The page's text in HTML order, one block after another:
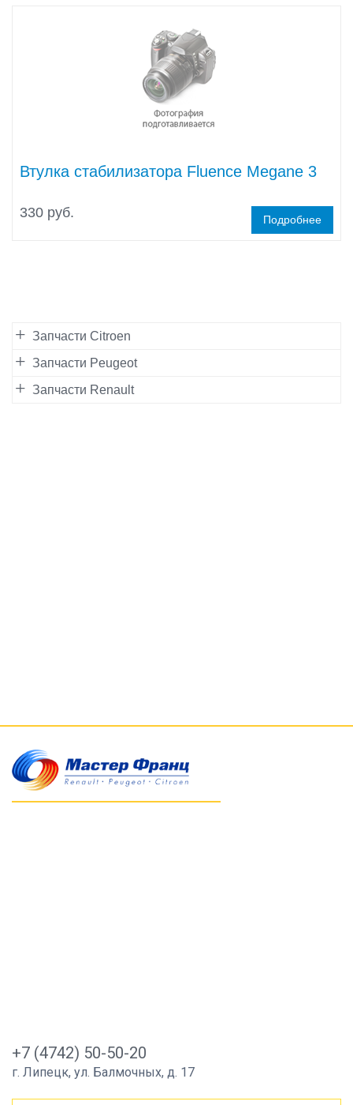
Втулка стабилизатора Fluence Megane 3
330 руб. Подробнее
Запчасти Citroen
Запчасти Peugeot
Запчасти Renault
+7 (4742) 50-50-20
г. Липецк, ул. Балмочных, д. 17